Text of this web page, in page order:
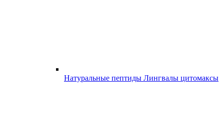
Натуральные пептиды Лингвалы цитомаксы